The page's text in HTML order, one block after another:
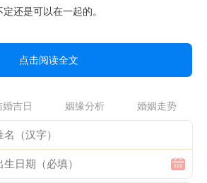
还是可以在一起的。
点击阅读全文
婚吉日 姻缘分析 婚姻走势